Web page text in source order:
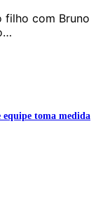
filho com Bruno
equipe toma medida